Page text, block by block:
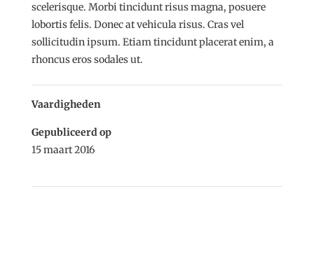
scelerisque. Morbi tincidunt risus magna, posuere
lobortis felis. Donec at vehicula risus. Cras vel
sollicitudin ipsum. Etiam tincidunt placerat enim, a
rhoncus eros sodales ut.
Vaardigheden
Gepubliceerd op
15 maart 2016